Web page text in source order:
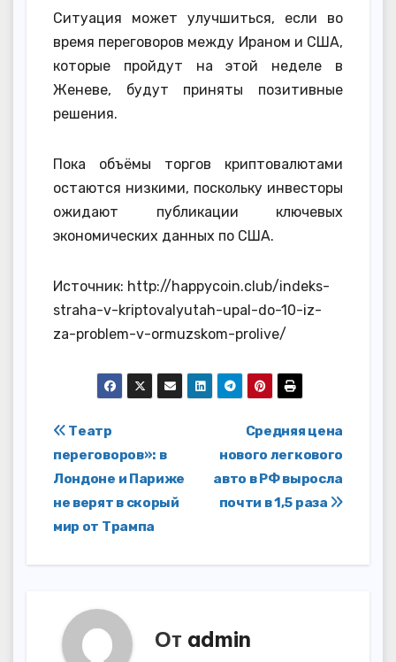
Ситуация может улучшиться, если во
время переговоров между Ираном и США,
которые пройдут на этой неделе в
Женеве, будут приняты позитивные
решения.
Пока объёмы торгов криптовалютами
остаются низкими, поскольку инвесторы
ожидают публикации ключевых
экономических данных по США.
Источник: http://happycoin.club/indeks-
straha-v-kriptovalyutah-upal-do-10-iz-
za-problem-v-ormuzskom-prolive/
Навигация
по
записям
Средняя цена
нового легкового
авто в РФ выросла
почти в 1,5 раза
Театр
переговоров»: в
Лондоне и Париже
не верят в скорый
мир от Трампа
От admin